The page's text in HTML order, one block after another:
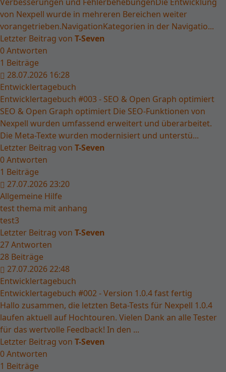
von Nexpell wurde in mehreren Bereichen weiter
vorangetrieben.NavigationKategorien in der Navigatio...
Letzter Beitrag von T-Seven
0Antworten
1 Beiträge
28.07.2026 16:28
Entwicklertagebuch
Entwicklertagebuch #003 - SEO & Open Graph optimiert
SEO & Open Graph optimiert Die SEO-Funktionen von
Nexpell wurden umfassend erweitert und überarbeitet.
Die Meta-Texte wurden modernisiert und unterstü...
Letzter Beitrag von T-Seven
0Antworten
1 Beiträge
27.07.2026 23:20
Allgemeine Hilfe
test thema mit anhang
test3
Letzter Beitrag von T-Seven
27Antworten
28 Beiträge
27.07.2026 22:48
Entwicklertagebuch
Entwicklertagebuch #002 - Version 1.0.4 fast fertig
Hallo zusammen, die letzten Beta-Tests für Nexpell 1.0.4
laufen aktuell auf Hochtouren. Vielen Dank an alle Tester
für das wertvolle Feedback! In den ...
Letzter Beitrag von T-Seven
0Antworten
1 Beiträge